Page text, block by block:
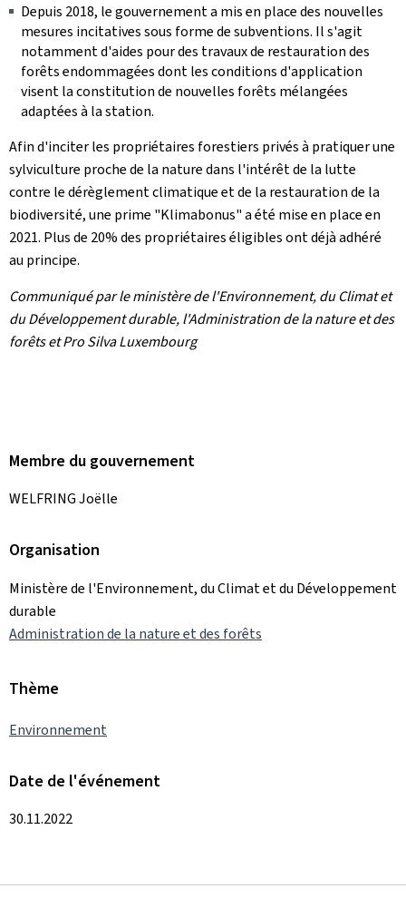
Depuis 2018, le gouvernement a mis en place des nouvelles
mesures incitatives sous forme de subventions. Il s'agit
notamment d'aides pour des travaux de restauration des
forêts endommagées dont les conditions d'application
visent la constitution de nouvelles forêts mélangées
adaptées à la station.
Afin d'inciter les propriétaires forestiers privés à pratiquer une
sylviculture proche de la nature dans l'intérêt de la lutte
contre le dérèglement climatique et de la restauration de la
biodiversité, une prime "Klimabonus" a été mise en place en
2021. Plus de 20% des propriétaires éligibles ont déjà adhéré
au principe.
Communiqué par le ministère de l'Environnement, du Climat et
du Développement durable, l'Administration de la nature et des
forêts et Pro Silva Luxembourg
Membre du gouvernement
WELFRING Joëlle
Organisation
Ministère de l'Environnement, du Climat et du Développement
durable
Administration de la nature et des forêts
Thème
Environnement
Date de l'événement
30.11.2022